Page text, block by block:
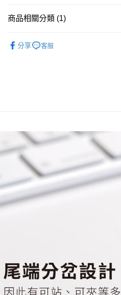
商品相關分類 (1)
分享
客服